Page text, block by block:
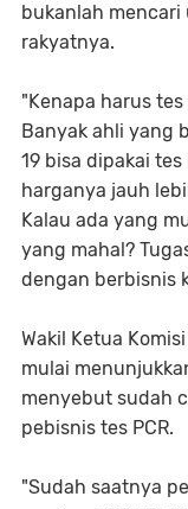
bukanlah
rakyatnya.
"Kenapa harus
Banyak ahli yang
19 bisa dipakai
harganya jauh
Kalau ada yang
yang mahal?
dengan berbisnis
Wakil Ketua
mulai
menyebut sudah
pebisnis tes PCR.
"Sudah saatnya